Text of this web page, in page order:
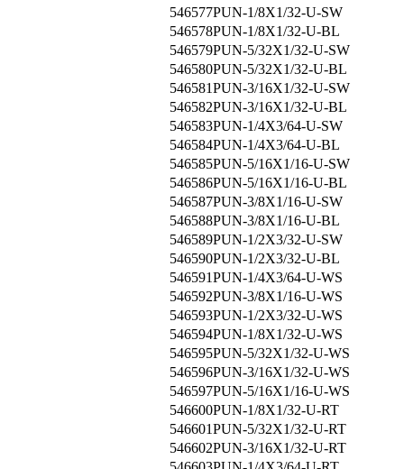
546577PUN-1/8X1/32-U-SW
546578PUN-1/8X1/32-U-BL
546579PUN-5/32X1/32-U-SW
546580PUN-5/32X1/32-U-BL
546581PUN-3/16X1/32-U-SW
546582PUN-3/16X1/32-U-BL
546583PUN-1/4X3/64-U-SW
546584PUN-1/4X3/64-U-BL
546585PUN-5/16X1/16-U-SW
546586PUN-5/16X1/16-U-BL
546587PUN-3/8X1/16-U-SW
546588PUN-3/8X1/16-U-BL
546589PUN-1/2X3/32-U-SW
546590PUN-1/2X3/32-U-BL
546591PUN-1/4X3/64-U-WS
546592PUN-3/8X1/16-U-WS
546593PUN-1/2X3/32-U-WS
546594PUN-1/8X1/32-U-WS
546595PUN-5/32X1/32-U-WS
546596PUN-3/16X1/32-U-WS
546597PUN-5/16X1/16-U-WS
546600PUN-1/8X1/32-U-RT
546601PUN-5/32X1/32-U-RT
546602PUN-3/16X1/32-U-RT